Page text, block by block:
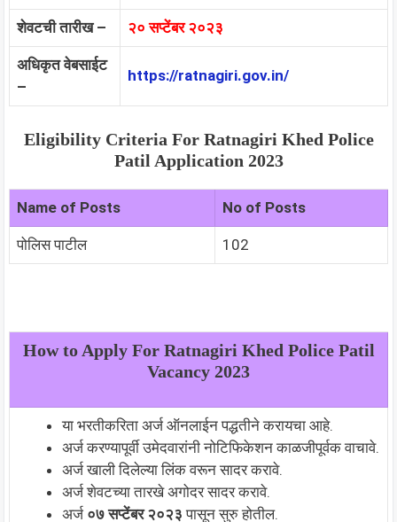
शेवटची तारीख – २० सप्टेंबर २०२३
अधिकृत वेबसाईट
–
https://ratnagiri.gov.in/
Eligibility Criteria For Ratnagiri Khed Police
Patil Application 2023
Name of Posts No of Posts
पोलिस पाटील 102
How to Apply For Ratnagiri Khed Police Patil
Vacancy 2023
या भरतीकरिता अर्ज ऑनलाईन पद्धतीने करायचा आहे.
अर्ज करण्यापूर्वी उमेदवारांनी नोटिफिकेशन काळजीपूर्वक वाचावे.
अर्ज खाली दिलेल्या लिंक वरून सादर करावे.
अर्ज शेवटच्या तारखे अगोदर सादर करावे.
अर्ज ०७ सप्टेंबर २०२३पासून सुरु होतील.